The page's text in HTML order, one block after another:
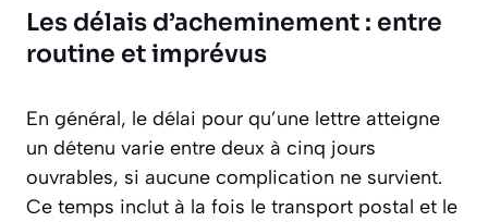
Les délais d’acheminement : entre
routine et imprévus
En général, le délai pour qu’une lettre atteigne
un détenu varie entre deux à cinq jours
ouvrables, si aucune complication ne survient.
Ce temps inclut à la fois le transport postal et le